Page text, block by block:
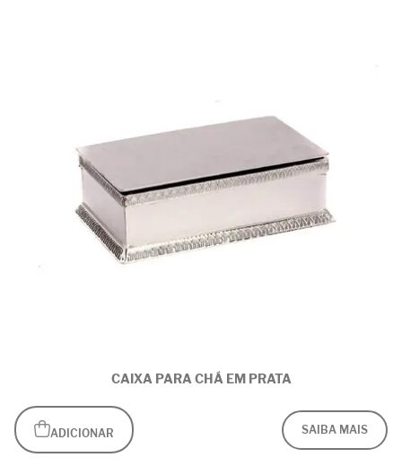
CAIXA PARA CHÁ EM PRATA
ADICIONAR SAIBA MAIS